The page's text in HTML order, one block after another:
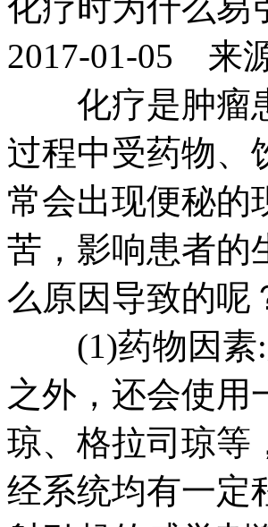
2017-01-05 来
化疗是肿瘤患
过程中受药物、
常会出现便秘的
苦，影响患者的
么原因导致的呢
(1)药物因素:
之外，还会使用
琼、格拉司琼等
经系统均有一定